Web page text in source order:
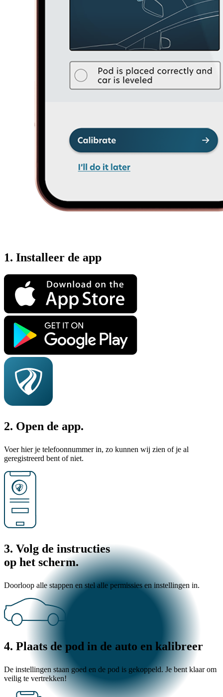
1. Installeer de app
2. Open de app.
Voer hier je telefoonnummer in, zo kunnen wij zien of je al
geregistreerd bent of niet.
3. Volg de instructies
op het scherm.
Doorloop alle stappen en stel alle permissies en instellingen in.
4. Plaats de pod in de auto en kalibreer
De instellingen staan goed en de pod is gekoppeld. Je bent klaar om
veilig te vertrekken!